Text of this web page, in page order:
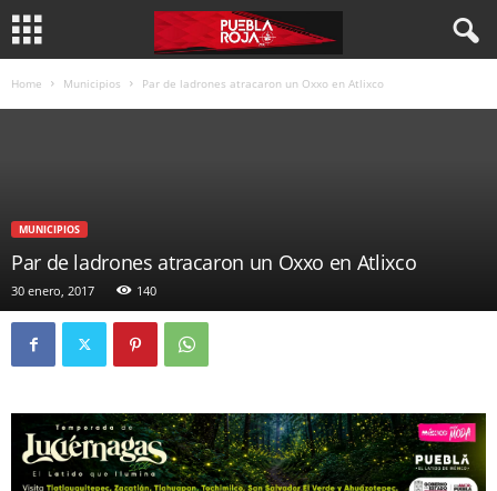
Home Municipios Par de ladrones atracaron un Oxxo en Atlixco
MUNICIPIOS
Par de ladrones atracaron un Oxxo en Atlixco
30 enero, 2017 140